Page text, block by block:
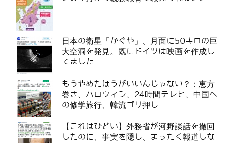
日本の衛星「かぐや」、月面に50キロの巨
大空洞を発見。既にドイツは映画を作成し
てました
もうやめたほうがいいんじゃない？：恵方
巻き、ハロウィン、24時間テレビ、中国へ
の修学旅行、韓流ゴリ押し
【これはひどい】外務省が河野談話を撤回
したのに、事実を隠し、まったく報道しな